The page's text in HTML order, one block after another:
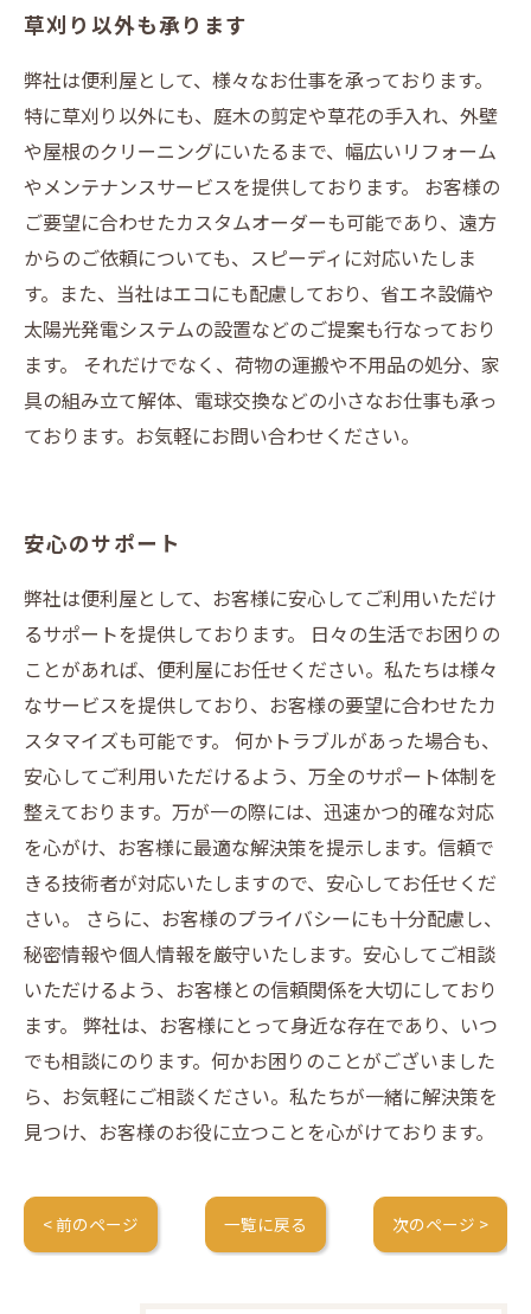
草刈り以外も承ります
弊社は便利屋として、様々なお仕事を承っております。
特に草刈り以外にも、庭木の剪定や草花の手入れ、外壁
や屋根のクリーニングにいたるまで、幅広いリフォーム
やメンテナンスサービスを提供しております。 お客様の
ご要望に合わせたカスタムオーダーも可能であり、遠方
からのご依頼についても、スピーディに対応いたしま
す。また、当社はエコにも配慮しており、省エネ設備や
太陽光発電システムの設置などのご提案も行なっており
ます。 それだけでなく、荷物の運搬や不用品の処分、家
具の組み立て解体、電球交換などの小さなお仕事も承っ
ております。お気軽にお問い合わせください。
安心のサポート
弊社は便利屋として、お客様に安心してご利用いただけ
るサポートを提供しております。 日々の生活でお困りの
ことがあれば、便利屋にお任せください。私たちは様々
なサービスを提供しており、お客様の要望に合わせたカ
スタマイズも可能です。 何かトラブルがあった場合も、
安心してご利用いただけるよう、万全のサポート体制を
整えております。万が一の際には、迅速かつ的確な対応
を心がけ、お客様に最適な解決策を提示します。信頼で
きる技術者が対応いたしますので、安心してお任せくだ
さい。 さらに、お客様のプライバシーにも十分配慮し、
秘密情報や個人情報を厳守いたします。安心してご相談
いただけるよう、お客様との信頼関係を大切にしており
ます。 弊社は、お客様にとって身近な存在であり、いつ
でも相談にのります。何かお困りのことがございました
ら、お気軽にご相談ください。私たちが一緒に解決策を
見つけ、お客様のお役に立つことを心がけております。
< 前のページ 一覧に戻る 次のページ >